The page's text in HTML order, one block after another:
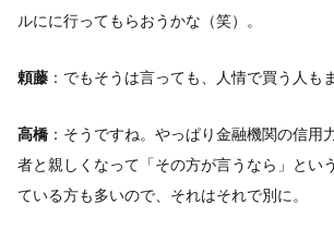
ルにに行ってもらおうかな（笑）。
頼藤 ：でもそうは言っても、人情で買う人も
高橋 ：そうですね。やっぱり金融機関の信用
者と親しくなって「その方が言うなら」とい
ている方も多いので、それはそれで別に。